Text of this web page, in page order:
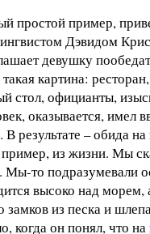
простой пример,
Дэвидом
девушку
картина:
стол, официанты,
оказывается, имел
результате – обида
из жизни. Мы
Мы-то подразумевали
высоко над морем,
замков из песка и
когда он понял, что